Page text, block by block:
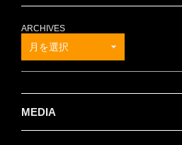
ARCHIVES
月を選択
MEDIA